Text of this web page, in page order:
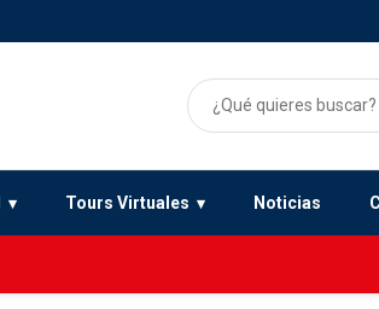
Tours Virtuales Noticias